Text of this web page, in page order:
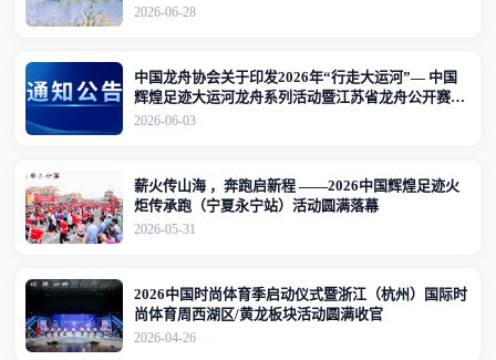
2026-06-28
中国龙舟协会关于印发2026年“行走大运河”— 中国
辉煌足迹大运河龙舟系列活动暨江苏省龙舟公开赛
（江苏·宜兴站）竞赛规程的通知
2026-06-03
薪火传山海 ，奔跑启新程 ——2026中国辉煌足迹火
炬传承跑（宁夏永宁站）活动圆满落幕
2026-05-31
2026中国时尚体育季启动仪式暨浙江（杭州）国际时
尚体育周西湖区/黄龙板块活动圆满收官
2026-04-26